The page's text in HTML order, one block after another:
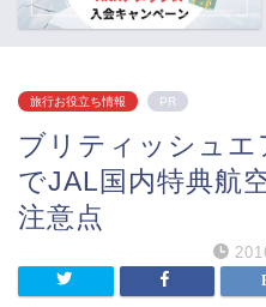
旅行お役立ち情報 PR
ブリティッシュ
でJAL国内特典航
注意点